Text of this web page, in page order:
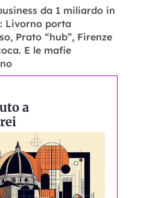
da 1 miliardo in
Livorno porta
Prato “hub”, Firenze
E le mafie
a